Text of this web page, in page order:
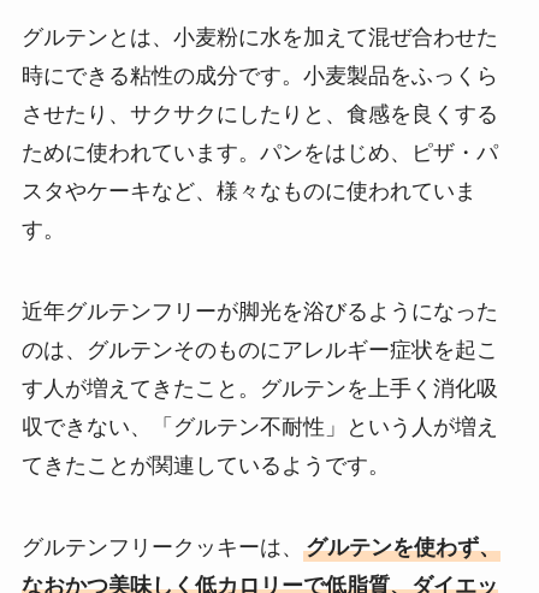
グルテンとは、小麦粉に水を加えて混ぜ合わせた
時にできる粘性の成分です。小麦製品をふっくら
させたり、サクサクにしたりと、食感を良くする
ために使われています。パンをはじめ、ピザ・パ
スタやケーキなど、様々なものに使われていま
す。
近年グルテンフリーが脚光を浴びるようになった
のは、グルテンそのものにアレルギー症状を起こ
す人が増えてきたこと。グルテンを上手く消化吸
収できない、「グルテン不耐性」という人が増え
てきたことが関連しているようです。
グルテンフリークッキーは、 グルテンを使わず、
なおかつ美味しく低カロリーで低脂質、ダイエッ